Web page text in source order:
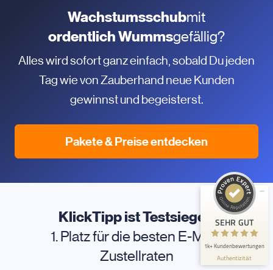
Wachstumsschubmit
ordentlich Wummsgefällig?
Alles wird sofort ganz einfach, sobald Du jeden
Tag wie von Zauberhand neue Kunden
gewinnst und begeisterst.
Pakete & Preise entdecken
KlickTipp ist Testsieger:
1. Platz für die besten E-Mail-
Zustellraten
SEHR GUT
1k+ Kundenbewertungen
Authentizität
Kundenbewertungen und Erfahrungen zu
Empfehlungen auf
SEHR GUT
563
Bewertungen auf
ProvenExpert.com
Bewertungen von 2
Blick aufs ProvenExpert-Profil werfen